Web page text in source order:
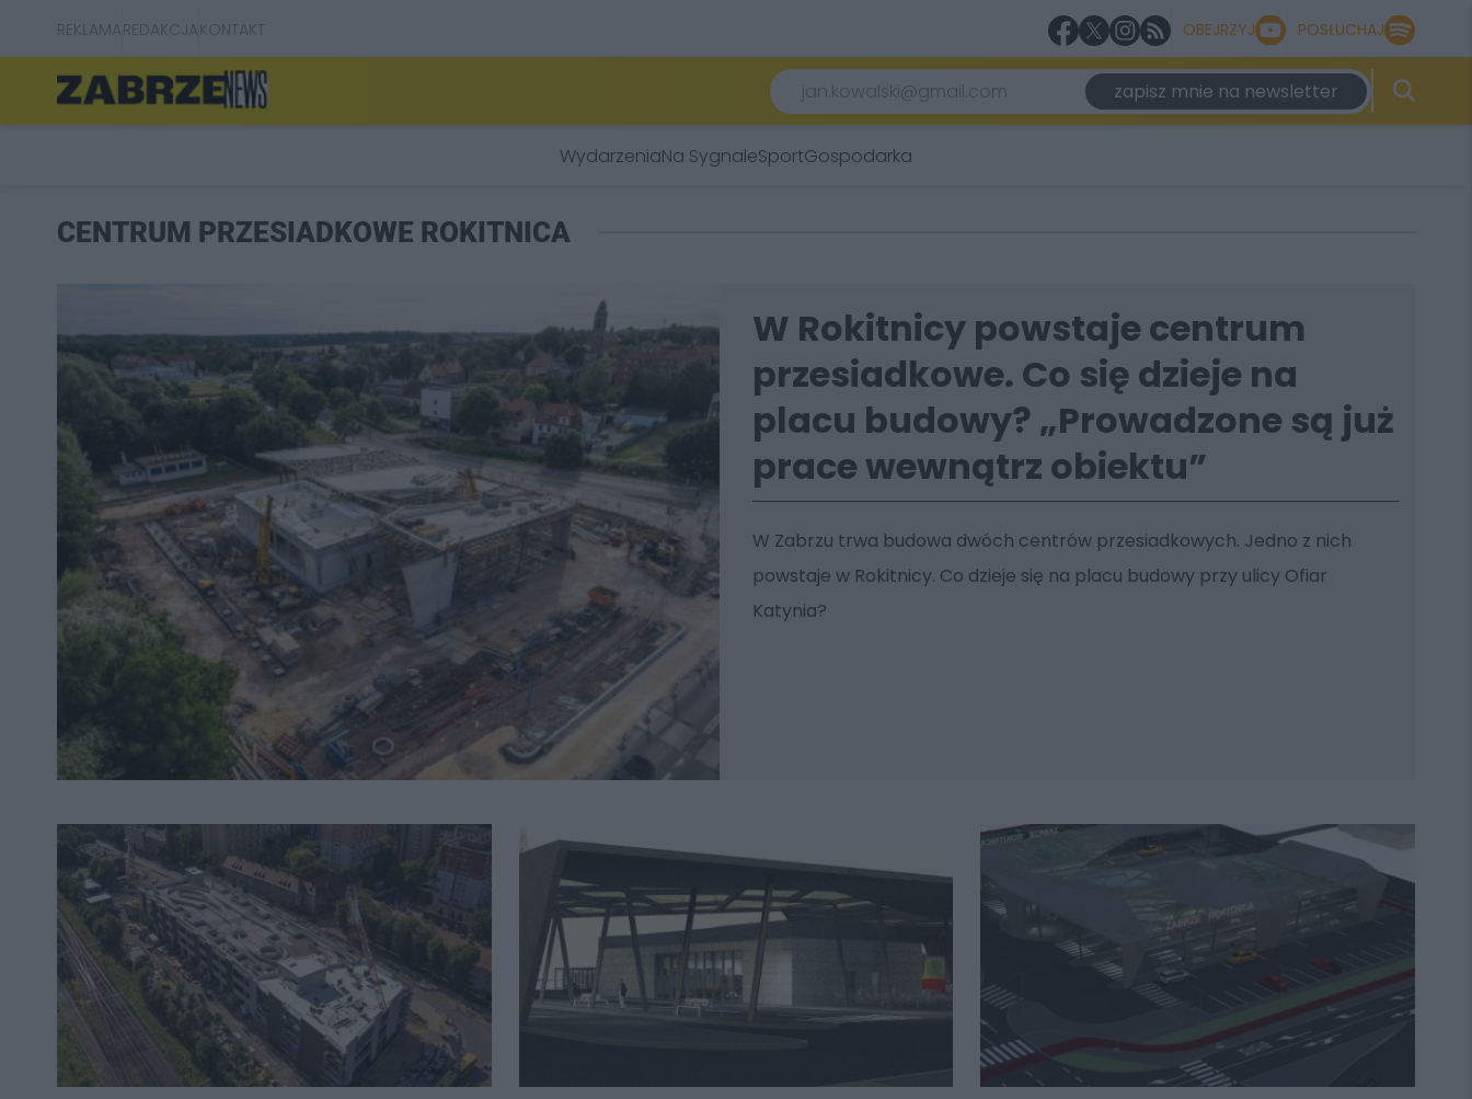
REKLAMAREDAKCJAKONTAKT OBEJRZYJ POSŁUCHAJ
zapisz mnie na newsletter
WydarzeniaNa SygnaleSportGospodarka
CENTRUM PRZESIADKOWE ROKITNICA
W Rokitnicy powstaje centrum
przesiadkowe. Co się dzieje na
placu budowy? „Prowadzone są już
prace wewnątrz obiektu”
W Zabrzu trwa budowa dwóch centrów przesiadkowych. Jedno z nich
powstaje w Rokitnicy. Co dzieje się na placu budowy przy ulicy Ofiar
Katynia?